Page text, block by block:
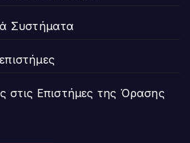
Συστήματα
στις Επιστήμες της Όρασης